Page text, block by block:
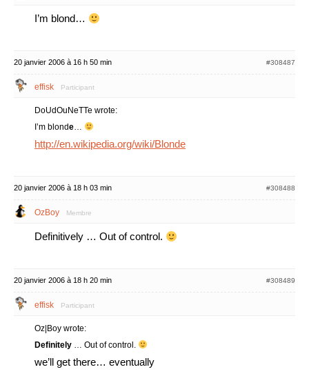
I’m blond…
20 janvier 2006 à 16 h 50 min #308487
effisk Participant
DoUdOuNeTTe wrote:
I’m blonde…
http://en.wikipedia.org/wiki/Blonde
20 janvier 2006 à 18 h 03 min #308488
OzBoy Membre
Definitively … Out of control.
20 janvier 2006 à 18 h 20 min #308489
effisk Participant
Oz|Boy wrote:
Definitely … Out of control.
we’ll get there… eventually